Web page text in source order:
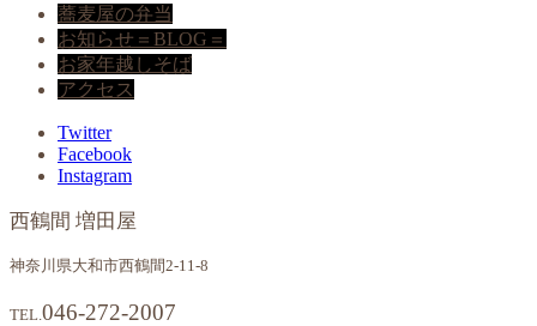
蕎麦屋の弁当
お知らせ＝BLOG＝
お家年越しそば
アクセス
Twitter
Facebook
Instagram
西鶴間 増田屋
神奈川県大和市西鶴間2-11-8
TEL.046-272-2007